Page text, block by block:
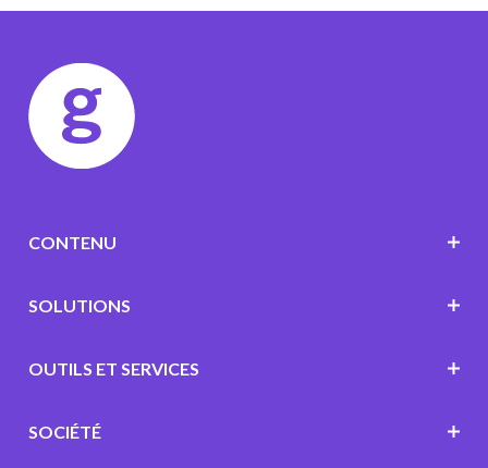
CONTENU
SOLUTIONS
OUTILS ET SERVICES
SOCIÉTÉ